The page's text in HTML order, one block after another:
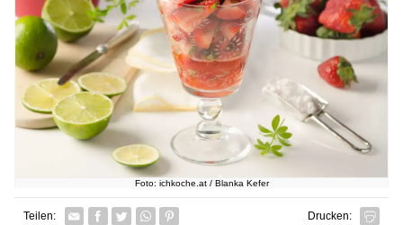
Foto: ichkoche.at / Blanka Kefer
Teilen: Facebook
TwitterWhatsapp senden
Pin it Drucken: